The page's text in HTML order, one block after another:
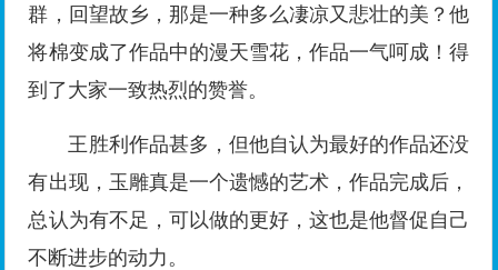
群，回望故乡，那是一种多么凄凉又悲壮的美？他
将棉变成了作品中的漫天雪花，作品一气呵成！得
到了大家一致热烈的赞誉。
王胜利作品甚多，但他自认为最好的作品还没
有出现，玉雕真是一个遗憾的艺术，作品完成后，
总认为有不足，可以做的更好，这也是他督促自己
不断进步的动力。